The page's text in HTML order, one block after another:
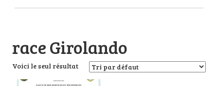
race Girolando
Voici le seul résultat